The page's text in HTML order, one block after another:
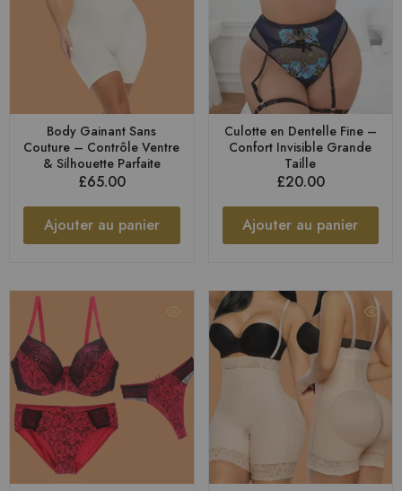
Body Gainant Sans
Couture – Contrôle Ventre
& Silhouette Parfaite
£65.00
Ajouter au panier
Culotte en Dentelle Fine –
Confort Invisible Grande
Taille
£20.00
Ajouter au panier